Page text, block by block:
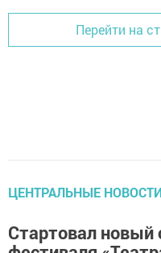
Перейти на
ЦЕНТРАЛЬНЫЕ
Стартовал новый